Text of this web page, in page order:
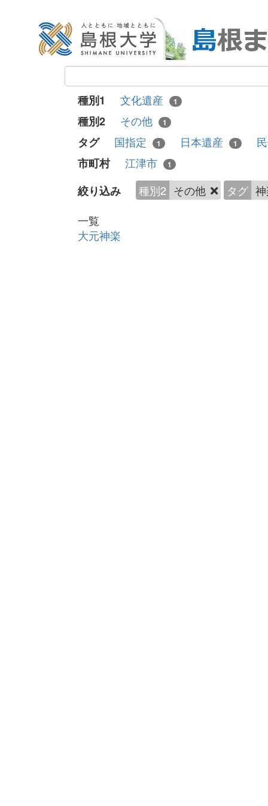
種別1 文化遺産 1
種別2 その他 1
タグ 国指定 1 日本遺産 1
市町村
江津市 1
絞り込み 種別2 その他 タグ
一覧
大元神楽